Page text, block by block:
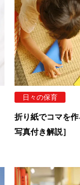
日々の保育
折り紙でコマを
写真付き解説］